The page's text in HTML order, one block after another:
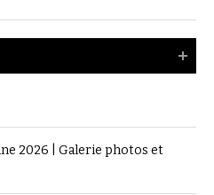
2026 | Galerie photos et